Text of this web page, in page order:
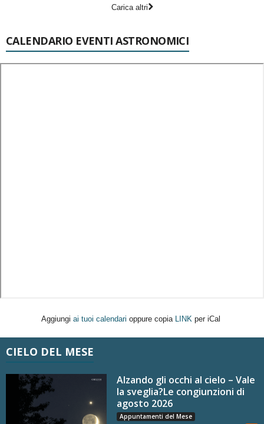
Carica altri
CALENDARIO EVENTI ASTRONOMICI
Aggiungi ai tuoi calendari oppure copia LINK per iCal
CIELO DEL MESE
Alzando gli occhi al cielo – Vale
la sveglia?Le congiunzioni di
agosto 2026
Appuntamenti del Mese